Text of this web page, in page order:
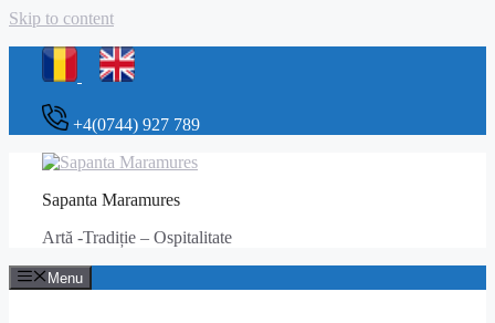
Skip to content
+4(0744) 927 789
Sapanta Maramures
Artă -Tradiție – Ospitalitate
Menu